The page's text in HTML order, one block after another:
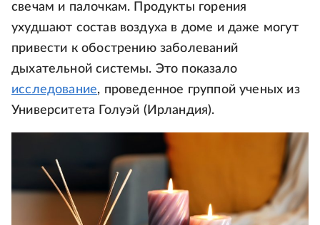
свечам и палочкам. Продукты горения
ухудшают состав воздуха в доме и даже могут
привести к обострению заболеваний
дыхательной системы. Это показало
исследование, проведенное группой ученых из
Университета Голуэй (Ирландия).